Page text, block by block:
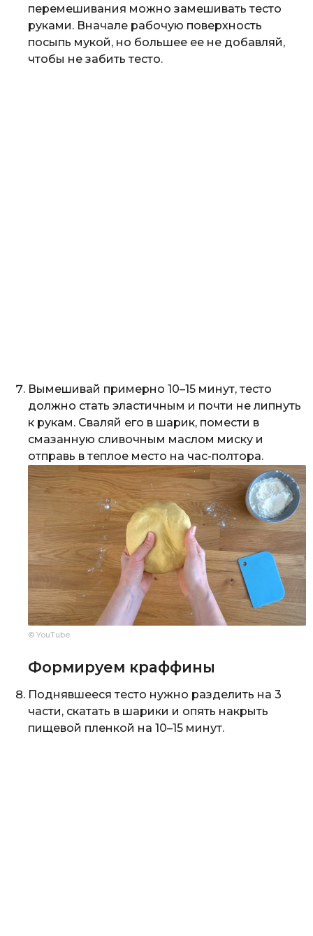
перемешивания можно замешивать тесто
руками. Вначале рабочую поверхность
посыпь мукой, но большее ее не добавляй,
чтобы не забить тесто.
Вымешивай примерно 10–15 минут, тесто
должно стать эластичным и почти не липнуть
к рукам. Сваляй его в шарик, помести в
смазанную сливочным маслом миску и
отправь в теплое место на час-полтора.
© YouTube
Формируем краффины
Поднявшееся тесто нужно разделить на 3
части, скатать в шарики и опять накрыть
пищевой пленкой на 10–15 минут.